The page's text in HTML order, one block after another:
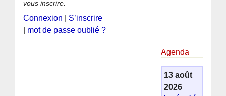
vous inscrire.
Connexion
S’inscrire
mot de passe oublié ?
Agenda
13 août
2026